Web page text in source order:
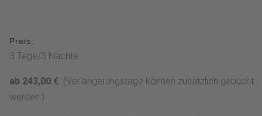
Preis:
3 Tage/3 Nächte
ab 243,00 € (Verlängerungstage können zusätzlich gebucht
werden.)